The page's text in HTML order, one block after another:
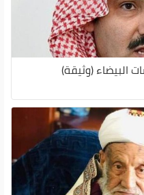
البيضاء (وثيقة)